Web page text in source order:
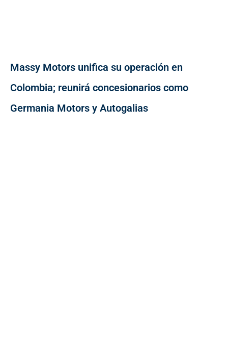
Massy Motors unifica su operación en
Colombia; reunirá concesionarios como
Germania Motors y Autogalias